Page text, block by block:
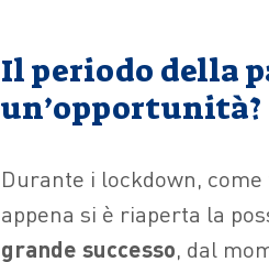
Il periodo della
un’opportunità?
Durante i lockdown,
appena si è riaperta la
grande successo, dal